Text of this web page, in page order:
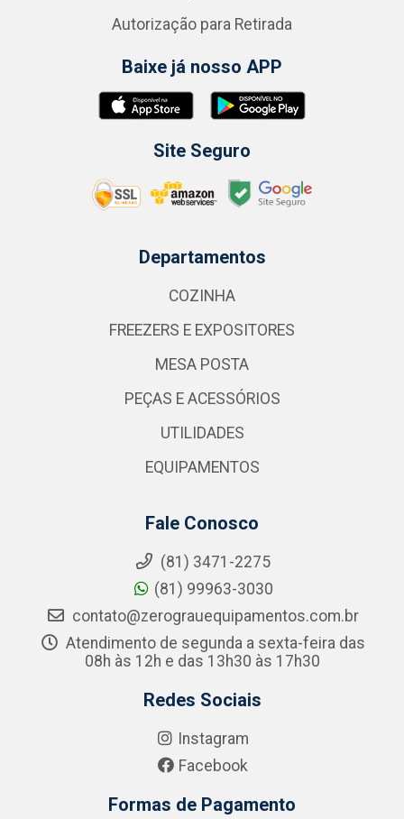
Autorização para Retirada
Baixe já nosso APP
Site Seguro
Departamentos
COZINHA
FREEZERS E EXPOSITORES
MESA POSTA
PEÇAS E ACESSÓRIOS
UTILIDADES
EQUIPAMENTOS
Fale Conosco
(81) 3471-2275
(81) 99963-3030
contato@zerograuequipamentos.com.br
Atendimento de segunda a sexta-feira das
08h às 12h e das 13h30 às 17h30
Redes Sociais
Instagram
Facebook
Formas de Pagamento